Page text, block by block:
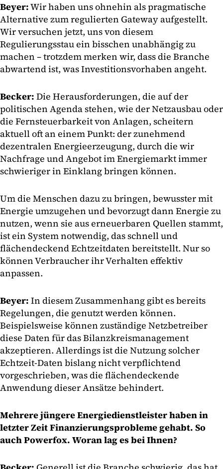
Beyer:Wir haben uns ohnehin als pragmatische
Alternative zum regulierten Gateway aufgestellt.
Wir versuchen jetzt, uns von diesem
Regulierungsstau ein bisschen unabhängig zu
machen – trotzdem merken wir, dass die Branche
abwartend ist, was Investitionsvorhaben angeht.
Becker: Die Herausforderungen, die auf der
politischen Agenda stehen, wie der Netzausbau oder
die Fernsteuerbarkeit von Anlagen, scheitern
aktuell oft an einem Punkt: der zunehmend
dezentralen Energieerzeugung, durch die wir
Nachfrage und Angebot im Energiemarkt immer
schwieriger in Einklang bringen können.
Um die Menschen dazu zu bringen, bewusster mit
Energie umzugehen und bevorzugt dann Energie zu
nutzen, wenn sie aus erneuerbaren Quellen stammt,
ist ein System notwendig, das schnell und
flächendeckend Echtzeitdaten bereitstellt. Nur so
können Verbraucher ihr Verhalten effektiv
anpassen.
Beyer: In diesem Zusammenhang gibt es bereits
Regelungen, die genutzt werden können.
Beispielsweise können zuständige Netzbetreiber
diese Daten für das Bilanzkreismanagement
akzeptieren. Allerdings ist die Nutzung solcher
Echtzeit-Daten bislang nicht verpflichtend
vorgeschrieben, was die flächendeckende
Anwendung dieser Ansätze behindert.
Mehrere jüngere Energiedienstleister haben in
letzter Zeit Finanzierungsprobleme gehabt. So
auch Powerfox. Woran lag es bei Ihnen?